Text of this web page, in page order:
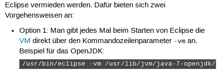
Eclipse vermieden werden. Dafür bieten sich zwei
Vorgehensweisen an:
Option 1: Man gibt jedes Mal beim Starten von Eclipse die
VM direkt über den Kommandozeilenparameter -vm an.
Beispiel für das OpenJDK:
/usr/bin/eclipse -vm /usr/lib/jvm/java-7-openjdk/